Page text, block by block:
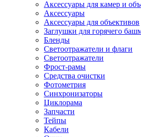
Аксессуары для камер и
Аксессуары
Аксессуары для объективов
Заглушки для горячего
Бленды
Светоотражатели и флаги
Светоотражатели
Фрост-рамы
Средства очистки
Фотометрия
Синхронизаторы
Циклорама
Запчасти
Тейпы
Кабели